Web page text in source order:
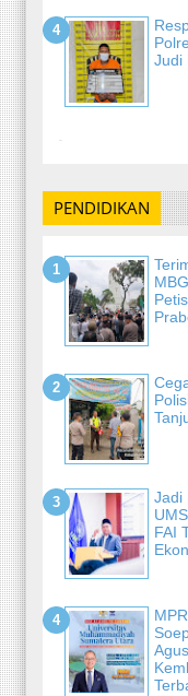
Judi
-
PENDIDIKAN
Jadi
FAI